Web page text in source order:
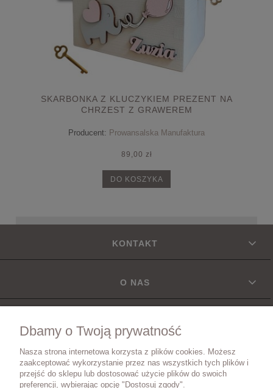
SKARBONKA Z KLUCZYKIEM PREZENT NA
CHRZEST Z GRAWEREM
Producent: Prowansalska Manufaktura
89,00 zł
DO KOSZYKA
KONTAKT
O NAS
DOSTAWA
Dbamy o Twoją prywatność
Nasza strona internetowa korzysta z plików cookies. Możesz
zaakceptować wykorzystanie przez nas wszystkich tych plików i
przejść do sklepu lub dostosować użycie plików do swoich
preferencji, wybierając opcję "Dostosuj zgody".